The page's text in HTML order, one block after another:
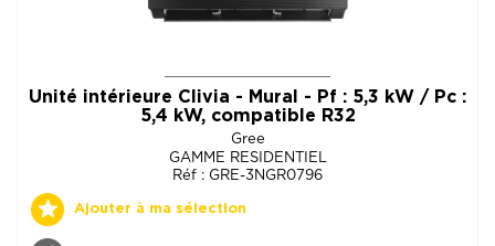
Unité intérieure Clivia - Mural - Pf : 5,3 kW / Pc :
5,4 kW, compatible R32
Gree
GAMME RESIDENTIEL
Réf : GRE-3NGR0796
Ajouter à ma sélection